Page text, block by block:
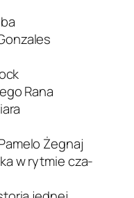
Rana
Żegnaj
w rytmie cza-